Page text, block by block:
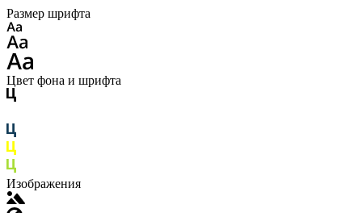
Размер шрифта
Цвет фона и шрифта
Изображения